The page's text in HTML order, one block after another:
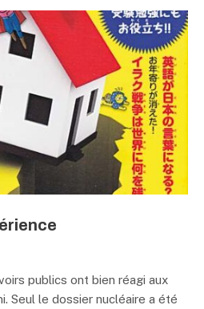
publics ont bien réagi aux
Seul le dossier nucléaire a été